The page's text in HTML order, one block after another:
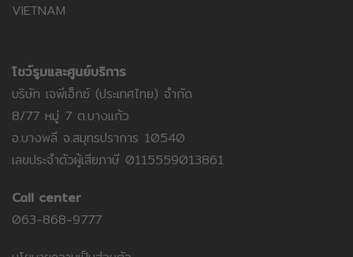
VIETNAM
โชว์รูมและศูนย์บริการ
บริษัท เจพีเอ็กซ์ (ประเทศไทย) จำกัด
8/77 หมู่ 7 ต.บางแก้ว
อ.บางพลี จ.สมุทรปราการ 10540
เลขประจำตัวผู้เสียภาษี 0115559013861
Call center
063-868-9777